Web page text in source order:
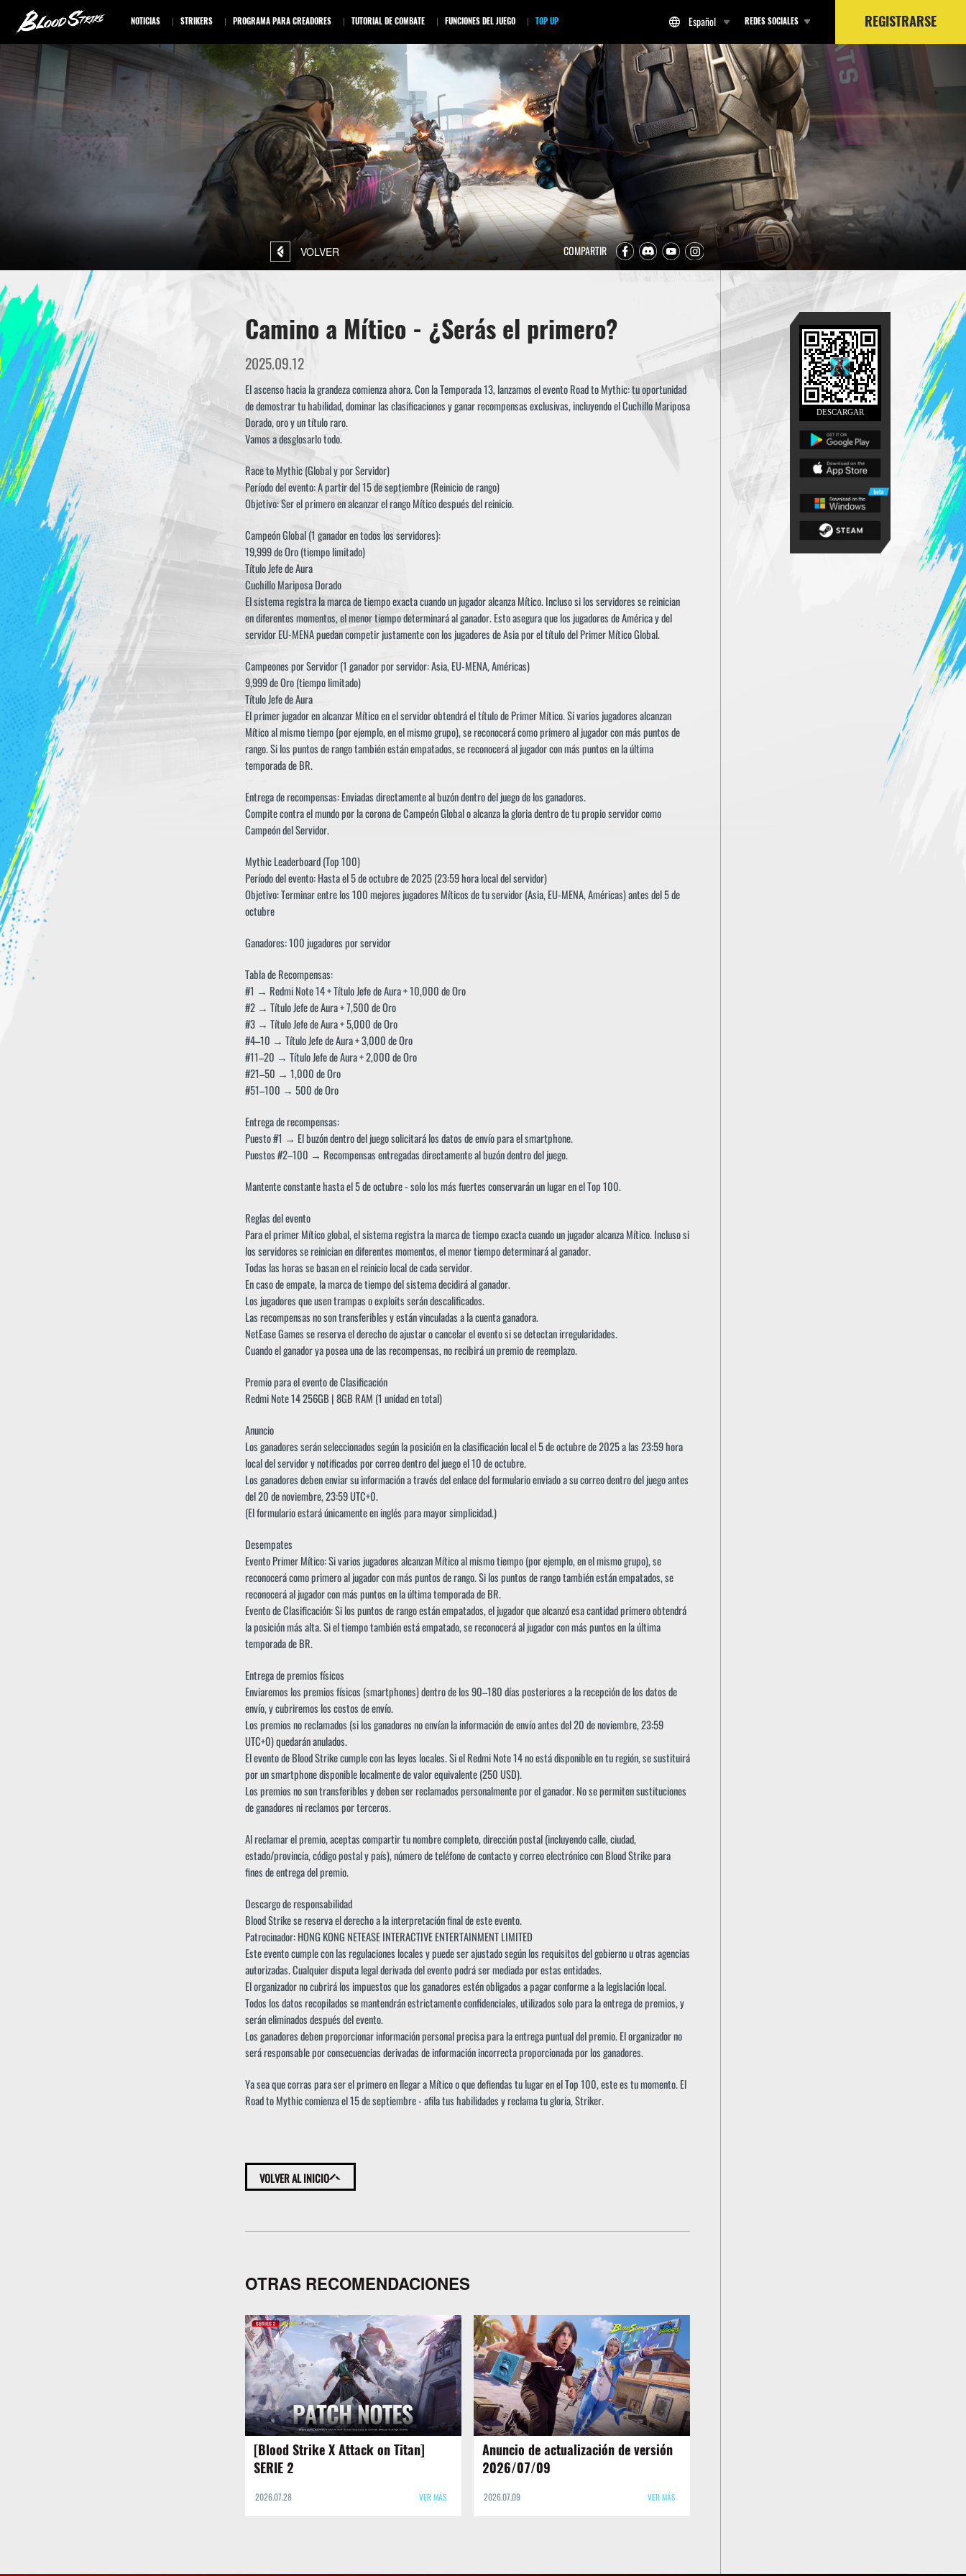
NOTICIAS STRIKERS PROGRAMA PARA CREADORES TUTORIAL DE COMBATE FUNCIONES DEL JUEGO TOP UP Español REDES SOCIALES REGISTRARSE
VOLVER COMPARTIR
Camino a Mítico - ¿Serás el primero?
2025.09.12
El ascenso hacia la grandeza comienza ahora. Con la Temporada 13, lanzamos el evento Road to Mythic: tu oportunidad
de demostrar tu habilidad, dominar las clasificaciones y ganar recompensas exclusivas, incluyendo el Cuchillo Mariposa
Dorado, oro y un título raro.
Vamos a desglosarlo todo.
Race to Mythic (Global y por Servidor)
Período del evento: A partir del 15 de septiembre (Reinicio de rango)
Objetivo: Ser el primero en alcanzar el rango Mítico después del reinicio.
Campeón Global (1 ganador en todos los servidores):
19,999 de Oro (tiempo limitado)
Título Jefe de Aura
Cuchillo Mariposa Dorado
El sistema registra la marca de tiempo exacta cuando un jugador alcanza Mítico. Incluso si los servidores se reinician
en diferentes momentos, el menor tiempo determinará al ganador. Esto asegura que los jugadores de América y del
servidor EU-MENA puedan competir justamente con los jugadores de Asia por el título del Primer Mítico Global.
Campeones por Servidor (1 ganador por servidor: Asia, EU-MENA, Américas)
9,999 de Oro (tiempo limitado)
Título Jefe de Aura
El primer jugador en alcanzar Mítico en el servidor obtendrá el título de Primer Mítico. Si varios jugadores alcanzan
Mítico al mismo tiempo (por ejemplo, en el mismo grupo), se reconocerá como primero al jugador con más puntos de
rango. Si los puntos de rango también están empatados, se reconocerá al jugador con más puntos en la última
temporada de BR.
Entrega de recompensas: Enviadas directamente al buzón dentro del juego de los ganadores.
Compite contra el mundo por la corona de Campeón Global o alcanza la gloria dentro de tu propio servidor como
Campeón del Servidor.
Mythic Leaderboard (Top 100)
Período del evento: Hasta el 5 de octubre de 2025 (23:59 hora local del servidor)
Objetivo: Terminar entre los 100 mejores jugadores Míticos de tu servidor (Asia, EU-MENA, Américas) antes del 5 de
octubre
Ganadores: 100 jugadores por servidor
Tabla de Recompensas:
#1 → Redmi Note 14 + Título Jefe de Aura + 10,000 de Oro
#2 → Título Jefe de Aura + 7,500 de Oro
#3 → Título Jefe de Aura + 5,000 de Oro
#4–10 → Título Jefe de Aura + 3,000 de Oro
#11–20 → Título Jefe de Aura + 2,000 de Oro
#21–50 → 1,000 de Oro
#51–100 → 500 de Oro
Entrega de recompensas:
Puesto #1 → El buzón dentro del juego solicitará los datos de envío para el smartphone.
Puestos #2–100 → Recompensas entregadas directamente al buzón dentro del juego.
Mantente constante hasta el 5 de octubre - solo los más fuertes conservarán un lugar en el Top 100.
Reglas del evento
Para el primer Mítico global, el sistema registra la marca de tiempo exacta cuando un jugador alcanza Mítico. Incluso si
los servidores se reinician en diferentes momentos, el menor tiempo determinará al ganador.
Todas las horas se basan en el reinicio local de cada servidor.
En caso de empate, la marca de tiempo del sistema decidirá al ganador.
Los jugadores que usen trampas o exploits serán descalificados.
Las recompensas no son transferibles y están vinculadas a la cuenta ganadora.
NetEase Games se reserva el derecho de ajustar o cancelar el evento si se detectan irregularidades.
Cuando el ganador ya posea una de las recompensas, no recibirá un premio de reemplazo.
Premio para el evento de Clasificación
Redmi Note 14 256GB | 8GB RAM (1 unidad en total)
Anuncio
Los ganadores serán seleccionados según la posición en la clasificación local el 5 de octubre de 2025 a las 23:59 hora
local del servidor y notificados por correo dentro del juego el 10 de octubre.
Los ganadores deben enviar su información a través del enlace del formulario enviado a su correo dentro del juego antes
del 20 de noviembre, 23:59 UTC+0.
(El formulario estará únicamente en inglés para mayor simplicidad.)
Desempates
Evento Primer Mítico: Si varios jugadores alcanzan Mítico al mismo tiempo (por ejemplo, en el mismo grupo), se
reconocerá como primero al jugador con más puntos de rango. Si los puntos de rango también están empatados, se
reconocerá al jugador con más puntos en la última temporada de BR.
Evento de Clasificación: Si los puntos de rango están empatados, el jugador que alcanzó esa cantidad primero obtendrá
la posición más alta. Si el tiempo también está empatado, se reconocerá al jugador con más puntos en la última
temporada de BR.
Entrega de premios físicos
Enviaremos los premios físicos (smartphones) dentro de los 90–180 días posteriores a la recepción de los datos de
envío, y cubriremos los costos de envío.
Los premios no reclamados (si los ganadores no envían la información de envío antes del 20 de noviembre, 23:59
UTC+0) quedarán anulados.
El evento de Blood Strike cumple con las leyes locales. Si el Redmi Note 14 no está disponible en tu región, se sustituirá
por un smartphone disponible localmente de valor equivalente (250 USD).
Los premios no son transferibles y deben ser reclamados personalmente por el ganador. No se permiten sustituciones
de ganadores ni reclamos por terceros.
Al reclamar el premio, aceptas compartir tu nombre completo, dirección postal (incluyendo calle, ciudad,
estado/provincia, código postal y país), número de teléfono de contacto y correo electrónico con Blood Strike para
fines de entrega del premio.
Descargo de responsabilidad
Blood Strike se reserva el derecho a la interpretación final de este evento.
Patrocinador: HONG KONG NETEASE INTERACTIVE ENTERTAINMENT LIMITED
Este evento cumple con las regulaciones locales y puede ser ajustado según los requisitos del gobierno u otras agencias
autorizadas. Cualquier disputa legal derivada del evento podrá ser mediada por estas entidades.
El organizador no cubrirá los impuestos que los ganadores estén obligados a pagar conforme a la legislación local.
Todos los datos recopilados se mantendrán estrictamente confidenciales, utilizados solo para la entrega de premios, y
serán eliminados después del evento.
Los ganadores deben proporcionar información personal precisa para la entrega puntual del premio. El organizador no
será responsable por consecuencias derivadas de información incorrecta proporcionada por los ganadores.
Ya sea que corras para ser el primero en llegar a Mítico o que defiendas tu lugar en el Top 100, este es tu momento. El
Road to Mythic comienza el 15 de septiembre - afila tus habilidades y reclama tu gloria, Striker.
VOLVER AL INICIO
OTRAS RECOMENDACIONES
[Blood Strike X Attack on Titan]
SERIE 2
2026.07.28 VER MÁS
Anuncio de actualización de versión
2026/07/09
2026.07.09 VER MÁS
DESCARGAR